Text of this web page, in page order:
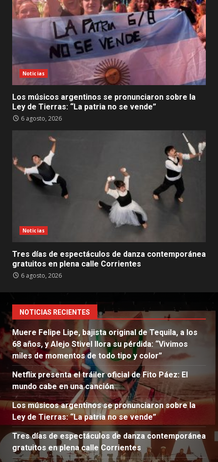
Noticias
Los músicos argentinos se pronunciaron sobre la
Ley de Tierras: “La patria no se vende”
6 agosto, 2026
Noticias
Tres días de espectáculos de danza contemporánea
gratuitos en plena calle Corrientes
6 agosto, 2026
NOTICIAS RECIENTES
Muere Felipe Lipe, bajista original de Tequila, a los
68 años, y Alejo Stivel llora su pérdida: “Vivimos
miles de momentos de todo tipo y color”
Netflix presenta el tráiler oficial de Fito Páez: El
mundo cabe en una canción
Los músicos argentinos se pronunciaron sobre la
Ley de Tierras: “La patria no se vende”
Tres días de espectáculos de danza contemporánea
gratuitos en plena calle Corrientes